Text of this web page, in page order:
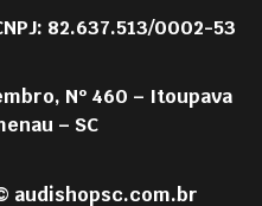
82.637.513/0002-53
Nº 460 – Itoupava
– SC
audishopsc.com.br